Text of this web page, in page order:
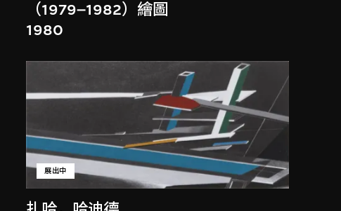
（1979–1982）繪圖
1980
展出中